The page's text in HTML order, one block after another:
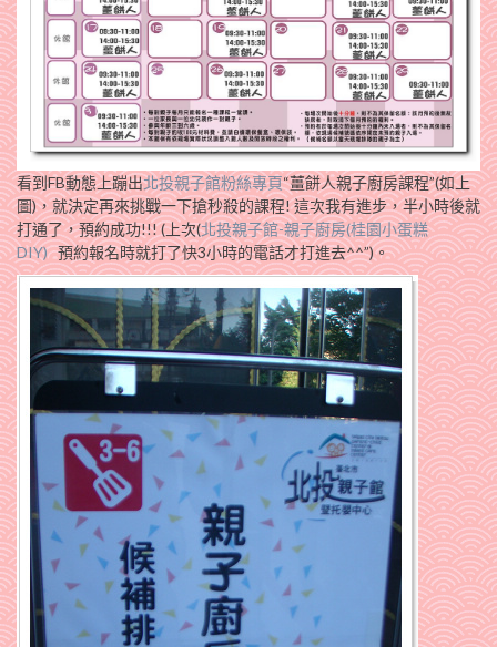
看到FB動態上蹦出北投親子館粉絲專頁“薑餅人親子廚房課程”(如上
圖)，就決定再來挑戰一下搶秒殺的課程! 這次我有進步，半小時後就
打通了，預約成功!!! (上次(北投親子館-親子廚房(桂園小蛋糕
DIY)預約報名時就打了快3小時的電話才打進去^^”)。